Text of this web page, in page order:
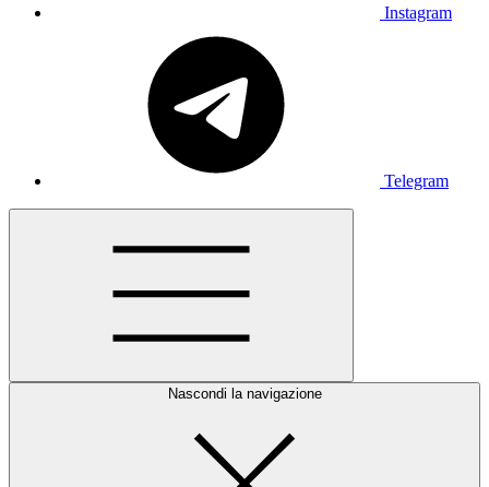
Instagram
Telegram
Nascondi la navigazione